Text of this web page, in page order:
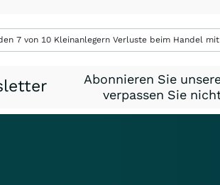
7 von 10 Kleinanlegern Verluste beim Handel
Abonnieren Sie
verpassen Sie